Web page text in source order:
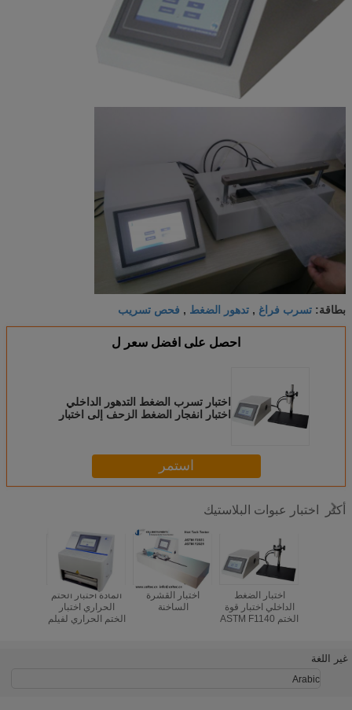
بطاقة: تسرب فراغ , تدهور الضغط , فحص تسريب
احصل على افضل سعر ل
اختبار تسرب الضغط التدهور الداخلي
اختبار انفجار الضغط الزحف إلى اختبار
استمر
أكثر اختبار عبوات البلاستيك
المادة اختبار الختم
الحراري اختبار
الختم الحراري لفيلم
اختبار القشرة
الساخنة
اختبار الضغط
الداخلي اختبار قوة
الختم ASTM F1140
غير اللغة
Arabic